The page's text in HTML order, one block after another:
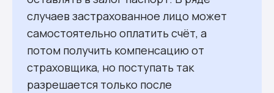
случаев застрахованное лицо может
самостоятельно оплатить счёт, а
потом получить компенсацию от
страховщика, но поступать так
разрешается только после